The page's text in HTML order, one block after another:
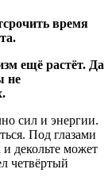
время
ещё растёт. Да
не
сил и энергии.
Под глазами
декольте может
четвёртый